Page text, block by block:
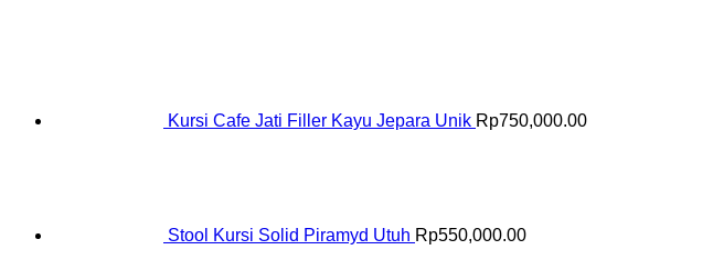
Kursi Cafe Jati Filler Kayu Jepara Unik Rp750,000.00
Stool Kursi Solid Piramyd Utuh Rp550,000.00